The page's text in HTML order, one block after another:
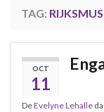
TAG:
OCT
11
DeEvelyne Lehalle